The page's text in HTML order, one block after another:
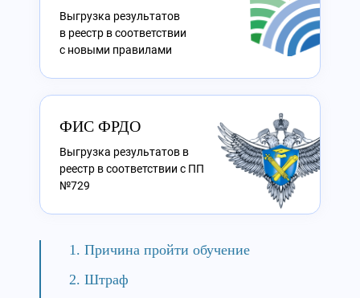
Выгрузка результатов
в реестр в соответствии
с новыми правилами
ФИС ФРДО
Выгрузка результатов в
реестр в соответствии с ПП
№729
Причина пройти обучение
Штраф